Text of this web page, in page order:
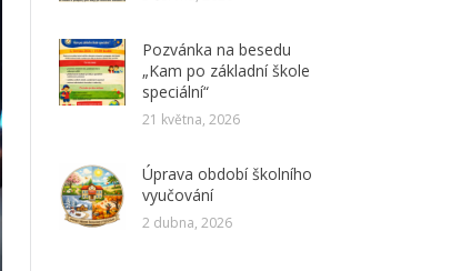
Pozvánka na besedu
„Kam po základní škole
speciální“
21 května, 2026
Úprava období školního
vyučování
2 dubna, 2026